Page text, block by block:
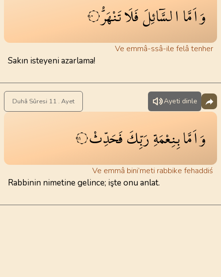
وَاَمَّاالسَّٓائِلَفَلَاتَنْهَرْۜ ١٠
Ve emmâ-ssâ-ile felâ tenher
Sakın isteyeni azarlama!
Duhâ Sûresi 11 . Ayet Ayeti dinle
وَاَمَّابِنِعْمَةِرَبِّكَفَحَدِّثْ ١١
Ve emmâ bini’meti rabbike fehaddiś
Rabbinin nimetine gelince; işte onu anlat.